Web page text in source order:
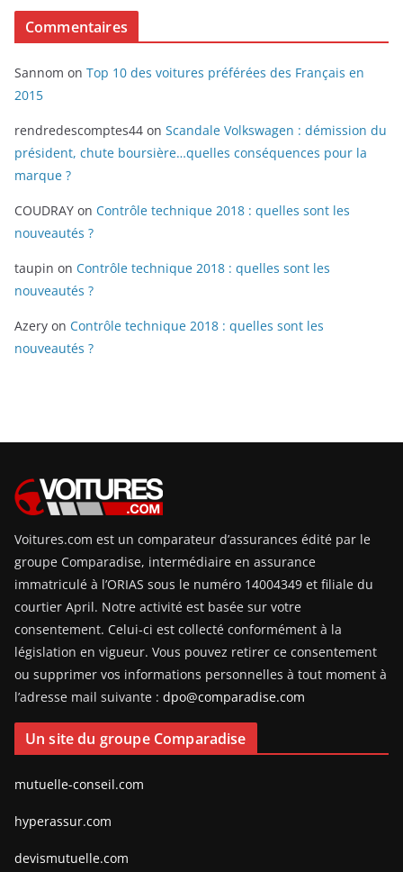
Commentaires
Sannom on Top 10 des voitures préférées des Français en
2015
rendredescomptes44 on Scandale Volkswagen : démission du
président, chute boursière…quelles conséquences pour la
marque ?
COUDRAY on Contrôle technique 2018 : quelles sont les
nouveautés ?
taupin on Contrôle technique 2018 : quelles sont les
nouveautés ?
Azery on Contrôle technique 2018 : quelles sont les
nouveautés ?
Voitures.com est un comparateur d’assurances édité par le
groupe Comparadise, intermédiaire en assurance
immatriculé à l’ORIAS sous le numéro 14004349 et filiale du
courtier April. Notre activité est basée sur votre
consentement. Celui-ci est collecté conformément à la
législation en vigueur. Vous pouvez retirer ce consentement
ou supprimer vos informations personnelles à tout moment à
l’adresse mail suivante : dpo@comparadise.com
Un site du groupe Comparadise
mutuelle-conseil.com
hyperassur.com
devismutuelle.com